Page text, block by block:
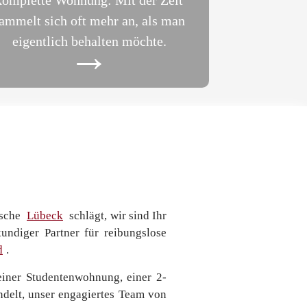
sich oft mehr an, als man
eigentlich behalten möchte.
→
Lübeck schlägt, wir sind Ihr
Partner für reibungslose
.
Studentenwohnung, einer 2-
unser engagiertes Team von